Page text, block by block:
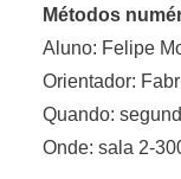
Métodos
Aluno: Felipe
Orientador:
Quando:
Onde: sala 2-